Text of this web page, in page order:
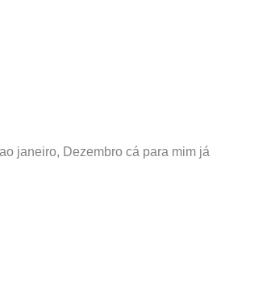
janeiro, Dezembro cá para mim já